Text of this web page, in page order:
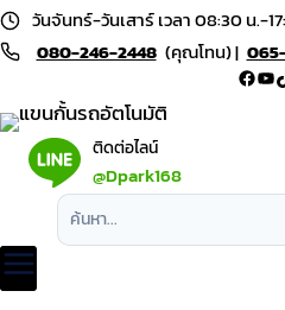
Skip
to
วันจันทร์-วันเสาร์ เวลา 08:30 น.-
080-246-2448 (คุณโทน) |
ติดต่อไลน์
@Dpark168